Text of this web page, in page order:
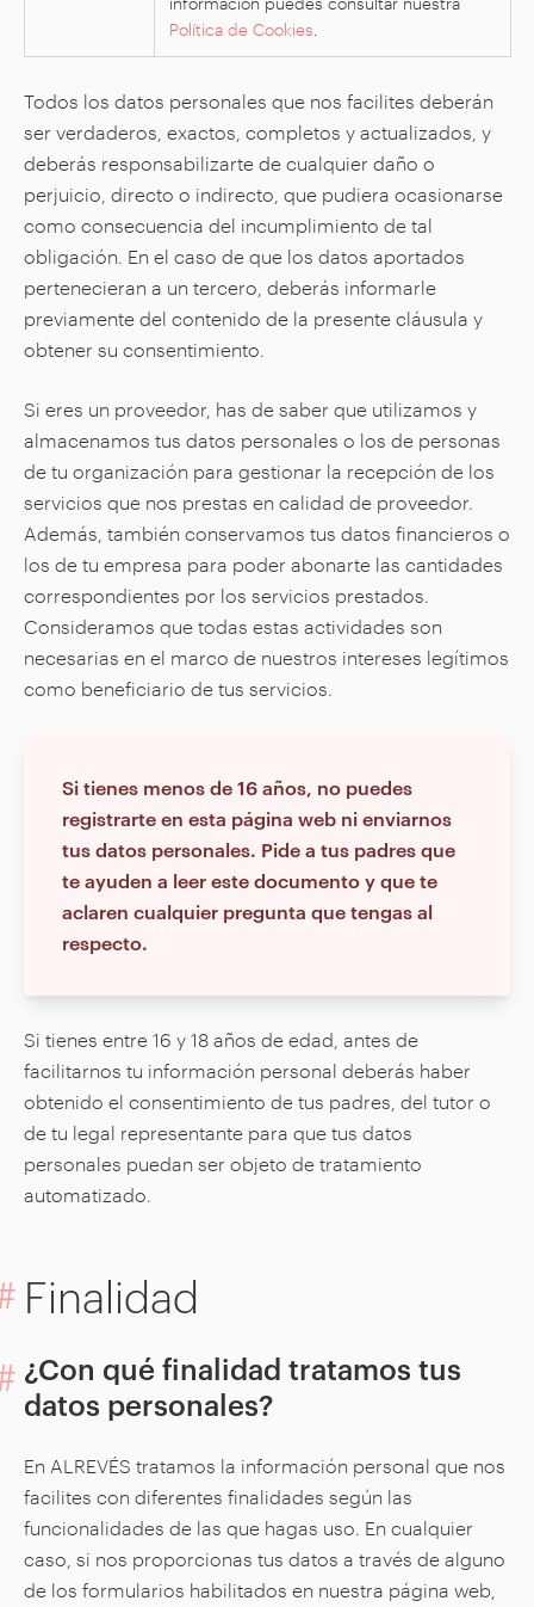
Política de Cookies
Todos los datos personales que nos facilites deberán
ser verdaderos, exactos, completos y actualizados, y
deberás responsabilizarte de cualquier daño o
perjuicio, directo o indirecto, que pudiera ocasionarse
como consecuencia del incumplimiento de tal
obligación. En el caso de que los datos aportados
pertenecieran a un tercero, deberás informarle
previamente del contenido de la presente cláusula y
obtener su consentimiento.
Si eres un proveedor, has de saber que utilizamos y
almacenamos tus datos personales o los de personas
de tu organización para gestionar la recepción de los
servicios que nos prestas en calidad de proveedor.
Además, también conservamos tus datos financieros o
los de tu empresa para poder abonarte las cantidades
correspondientes por los servicios prestados.
Consideramos que todas estas actividades son
necesarias en el marco de nuestros intereses legítimos
como beneficiario de tus servicios.
Si tienes menos de 16 años, no puedes
registrarte en esta página web ni enviarnos
tus datos personales. Pide a tus padres que
te ayuden a leer este documento y que te
aclaren cualquier pregunta que tengas al
respecto.
Si tienes entre 16 y 18 años de edad, antes de
facilitarnos tu información personal deberás haber
obtenido el consentimiento de tus padres, del tutor o
de tu legal representante para que tus datos
personales puedan ser objeto de tratamiento
automatizado.
Finalidad
¿Con qué finalidad tratamos tus
datos personales?
En ALREVÉS tratamos la información personal que nos
facilites con diferentes finalidades según las
funcionalidades de las que hagas uso. En cualquier
caso, si nos proporcionas tus datos a través de alguno
de los formularios habilitados en nuestra página web,